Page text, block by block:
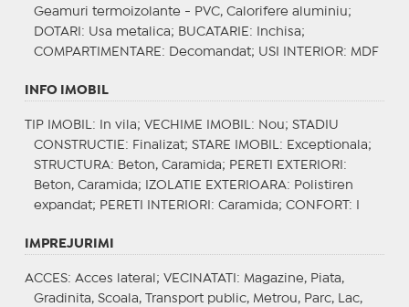
Geamuri termoizolante - PVC, Calorifere aluminiu;
DOTARI : Usa metalica; BUCATARIE : Inchisa;
COMPARTIMENTARE : Decomandat; USI INTERIOR: MDF
INFO IMOBIL
TIP IMOBIL : In vila; VECHIME IMOBIL : Nou; STADIU
CONSTRUCTIE : Finalizat; STARE IMOBIL : Exceptionala;
STRUCTURA: Beton, Caramida; PERETI EXTERIORI :
Beton, Caramida;
IZOLATIE EXTERIOARA: Polistiren
expandat; PERETI INTERIORI : Caramida; CONFORT : I
IMPREJURIMI
ACCES: Acces lateral; VECINATATI : Magazine, Piata,
Gradinita, Scoala, Transport public, Metrou, Parc, Lac,